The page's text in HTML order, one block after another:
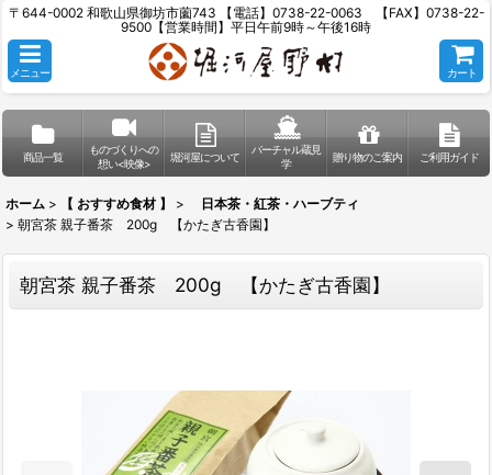
〒644-0002 和歌山県御坊市薗743 【電話】0738-22-0063 【FAX】0738-22-
9500【営業時間】平日午前9時～午後16時
メニュー カート
商品一覧
ものづくりへの
想い<映像>
堀河屋について
バーチャル蔵見
学
贈り物のご案内 ご利用ガイド
ホーム > 【 おすすめ食材 】 >
日本茶・紅茶・ハーブティ
> 朝宮茶 親子番茶 200g 【かたぎ古香園】
朝宮茶 親子番茶 200g 【かたぎ古香園】